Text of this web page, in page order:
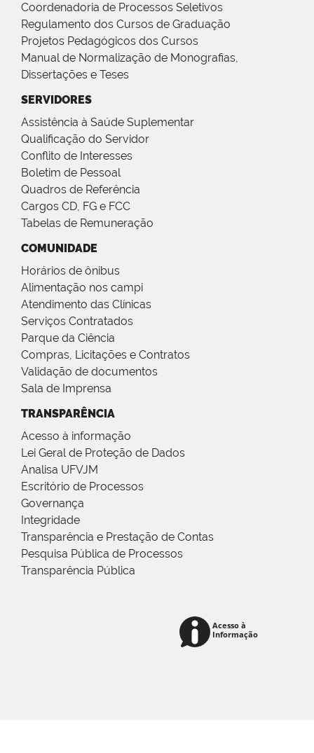
Coordenadoria de Processos Seletivos
Regulamento dos Cursos de Graduação
Projetos Pedagógicos dos Cursos
Manual de Normalização de Monografias,
Dissertações e Teses
SERVIDORES
Assistência à Saúde Suplementar
Qualificação do Servidor
Conflito de Interesses
Boletim de Pessoal
Quadros de Referência
Cargos CD, FG e FCC
Tabelas de Remuneração
COMUNIDADE
Horários de ônibus
Alimentação nos campi
Atendimento das Clínicas
Serviços Contratados
Parque da Ciência
Compras, Licitações e Contratos
Validação de documentos
Sala de Imprensa
TRANSPARÊNCIA
Acesso à informação
Lei Geral de Proteção de Dados
Analisa UFVJM
Escritório de Processos
Governança
Integridade
Transparência e Prestação de Contas
Pesquisa Pública de Processos
Transparência Pública